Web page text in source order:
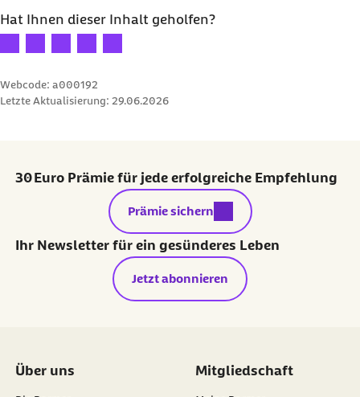
Hat Ihnen dieser Inhalt geholfen?
Ihre Bewertung: 1 Stern
Ihre Bewertung: 2 Sterne
Ihre Bewertung: 3 Sterne
Ihre Bewertung: 4 Sterne
Ihre Bewertung: 5 Sterne
Webcode: a000192
Letzte Aktualisierung: 29.06.2026
30 Euro Prämie für jede erfolgreiche Empfehlung
externer Link:
Prämie sichern
Ihr Newsletter für ein gesünderes Leben
Jetzt abonnieren
Über uns Mitgliedschaft